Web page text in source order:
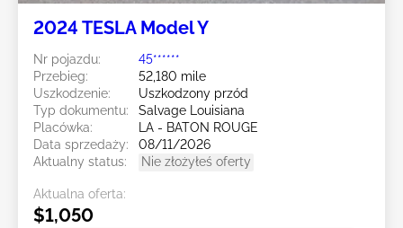
2024 TESLA Model Y
Nr pojazdu:
45******
Przebieg:
52,180 mile
Uszkodzenie:
Uszkodzony przód
Typ dokumentu:
Salvage Louisiana
Placówka:
LA - BATON ROUGE
Data sprzedaży:
08/11/2026
Aktualny status:
Nie złożyłeś oferty
Aktualna oferta:
$1,050